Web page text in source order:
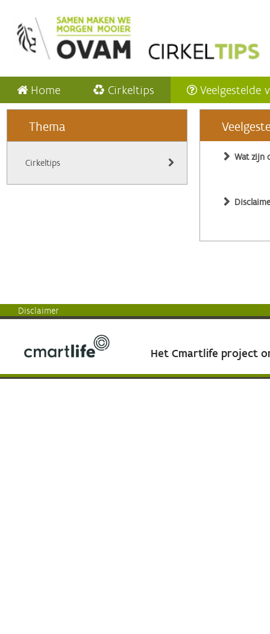
Home Cirkeltips Veelgestelde
Thema
Cirkeltips
Wat zijn
Disclaimer
Het Cmartlife project